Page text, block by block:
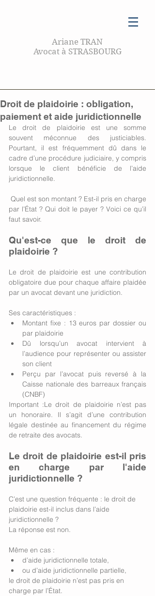
Ariane TRAN
Avocat à STRASBOURG
Droit de plaidoirie : obligation,
paiement et aide juridictionnelle
Le droit de plaidoirie est une somme
souvent méconnue des justiciables.
Pourtant, il est fréquemment dû dans le
cadre d’une procédure judiciaire, y compris
lorsque le client bénéficie de l’aide
juridictionnelle.
par l’État ? Qui doit le payer ? Voici ce qu’il
faut savoir.
Qu'est-ce que le droit de
plaidoirie ?
Le droit de plaidoirie est une contribution
obligatoire due pour chaque affaire plaidée
par un avocat devant une juridiction.
Ses caractéristiques :
Montant fixe : 13 euros par dossier ou
par plaidoirie
Dû lorsqu’un avocat intervient à
l’audience pour représenter ou assister
son client
Perçu par l’avocat puis reversé à la
Caisse nationale des barreaux français
(CNBF)
Important :Le droit de plaidoirie n’est pas
un honoraire. Il s’agit d’une contribution
légale destinée au financement du régime
de retraite des avocats.
Le droit de plaidoirie est-il pris
en charge par l'aide
juridictionnelle ?
C’est une question fréquente : le droit de
plaidoirie est-il inclus dans l’aide
juridictionnelle ?
La réponse est non.
Même en cas :
d’aide juridictionnelle totale,
ou d’aide juridictionnelle partielle,
le droit de plaidoirie n’est pas pris en
charge par l’État.